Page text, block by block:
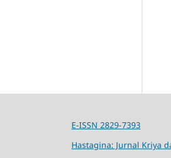
E-ISSN 2829-7393
Hastagina: Jurnal Kriya